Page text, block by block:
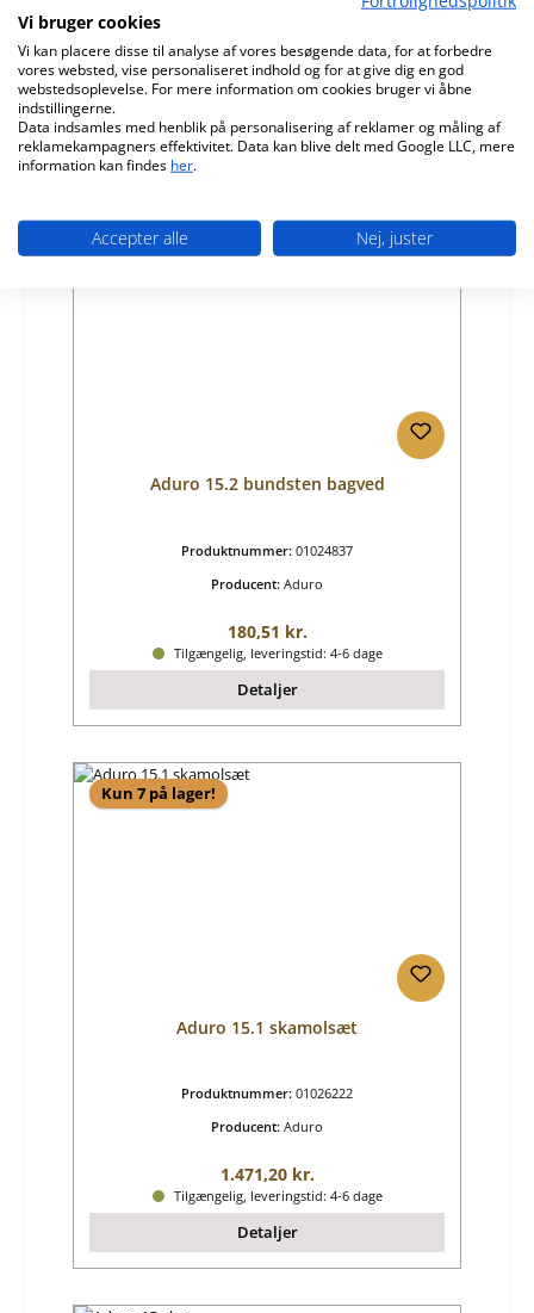
Almindelig pris:
882,75 kr.
Detaljer
Aduro 15.2 bundsten bagved
Produktnummer: 01024837
Producent: Aduro
Almindelig pris:
180,51 kr.
Tilgængelig, leveringstid: 4-6 dage
Detaljer
Kun 7 på lager!
Aduro 15.1 skamolsæt
Produktnummer: 01026222
Producent: Aduro
Almindelig pris:
1.471,20 kr.
Tilgængelig, leveringstid: 4-6 dage
Detaljer
Vi bruger cookies
Vi kan placere disse til analyse af vores besøgende data, for at forbedre
vores websted, vise personaliseret indhold og for at give dig en god
webstedsoplevelse. For mere information om cookies bruger vi åbne
indstillingerne.
Data indsamles med henblik på personalisering af reklamer og måling af
reklamekampagners effektivitet. Data kan blive delt med Google LLC, mere
information kan findes her.
Accepter alle Nej, juster